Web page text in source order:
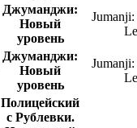
Джуманджи:
Новый
уровень
Джуманджи:
Новый
уровень
Полицейский
с Рублевки.